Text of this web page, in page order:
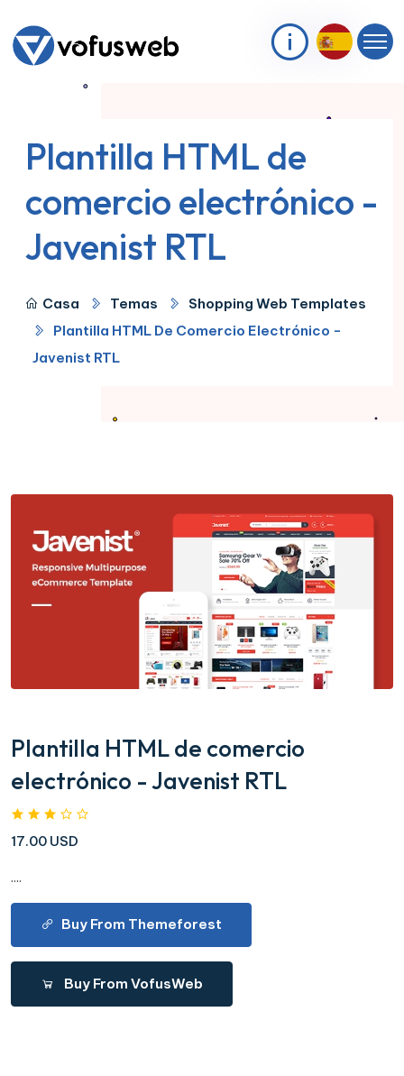
Plantilla HTML de
comercio electrónico -
Javenist RTL
Casa Temas
Shopping Web Templates
Plantilla HTML De Comercio Electrónico -
Javenist RTL
Plantilla HTML de comercio
electrónico - Javenist RTL
17.00 USD
....
Buy From Themeforest
Buy From VofusWeb